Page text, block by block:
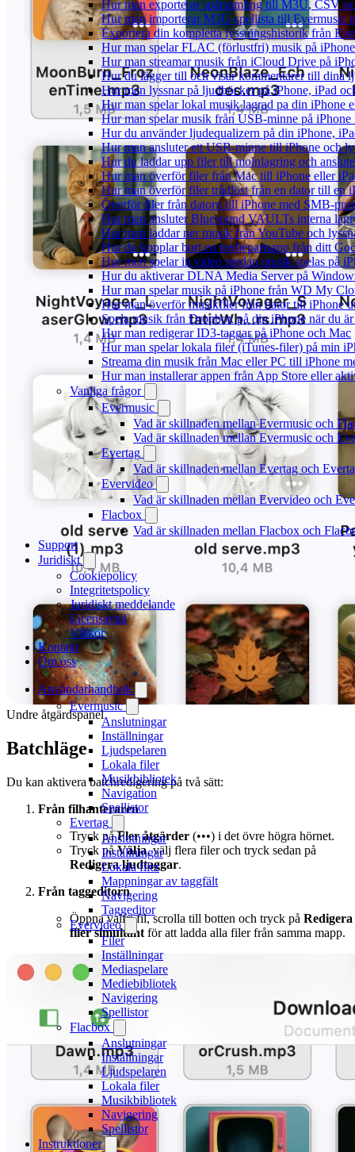
Hur man exporterar spårsamling till M3U, CSV
Hur man importerar M3U-spellista till Evermusic
Exportera din kompletta lyssningshistorik från
Hur man spelar FLAC (förlustfri) musik på iPhone
Hur man streamar musik från iCloud Drive på
Hur du lägger till och visar kommentarer till dina
Hur man lyssnar på ljudböcker på iPhone, iPad
Hur man spelar lokal musik lagrad pa din iPhone
Hur man spelar musik från USB-minne på
Hur du använder ljudequalizern på din iPhone,
Hur man ansluter ett USB-minne till iPhone och
Hur du laddar upp filer till molnlagring och
Hur man överför filer från Mac till iPhone eller
Hur man överför filer trådlöst från en dator till en
Överför filer från datorn till iPhone med SMB-
Hur man ansluter Bluesound VAULTs interna
Hur man laddar ner musik från YouTube och
Hur du kopplar bort en tredjepartsapp från ditt
Hur man spelar in video medan musik spelas på
Hur du aktiverar DLNA Media Server på
Hur man spelar musik på iPhone från WD My
Hur man överför musikfiler från dator till iPhone
Spela musik från Dropbox på din iPhone när du
Hur man redigerar ID3-taggar på iPhone och Mac
Hur man spelar lokala filer (iTunes-filer) på min
Streama din musik från Mac eller PC till iPhone
Hur man installerar appen från App Store eller
Vanliga frågor
Evermusic
Vad är skillnaden mellan Evermusic och
Vad är skillnaden mellan Evermusic och
Evertag
Vad är skillnaden mellan Evertag och
Evervideo
Vad är skillnaden mellan Evervideo och
Flacbox
Vad är skillnaden mellan Flacbox och
Support
Juridiskt
Cookiepolicy
Integritetspolicy
Juridiskt meddelande
Licensavtal
Villkor
Kontakt
Om oss
Användarhandbok
Evermusic
Anslutningar
Inställningar
Ljudspelaren
Lokala filer
Musikbibliotek
Navigation
Spellistor
Evertag
Anslutningar
Inställningar
Lokala filer
Mappningar av taggfält
Navigering
Taggeditor
Evervideo
Filer
Inställningar
Mediaspelare
Mediebibliotek
Navigering
Spellistor
Flacbox
Anslutningar
Inställningar
Ljudspelaren
Lokala filer
Musikbibliotek
Navigering
Spellistor
Instruktioner
Undre åtgärdspanel
Batchläge
Du kan aktivera batchredigering på två sätt:
Från filhanteraren
Tryck påFler åtgärder (•••) i det övre högra hörnet.
Tryck påVälja, välj flera filer och tryck sedan på
Redigera ljudtaggar.
Från taggeditorn
Öppna valfri fil, scrolla till botten och tryck på Redigera
filer simultant för att ladda alla filer från samma mapp.